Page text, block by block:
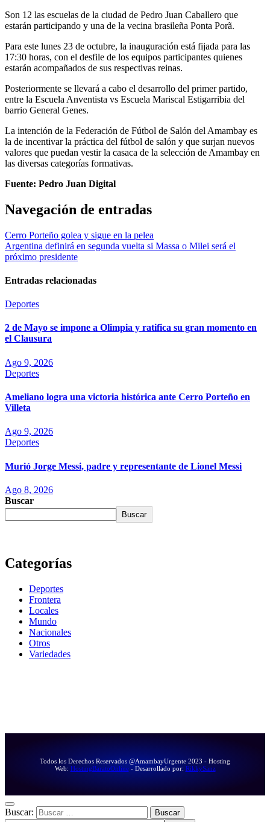
Son 12 las escuelas de la ciudad de Pedro Juan Caballero que
estarán participando y una de la vecina brasileña Ponta Porã.
Para este lunes 23 de octubre, la inauguración está fijada para las
17:30 horas, con el desfile de los equipos participantes quienes
estarán acompañados de sus respectivas reinas.
Posteriormente se llevará a cabo el desarrollo del primer partido,
entre la Escuela Anventista vs Escuela Mariscal Estigarribia del
barrio General Genes.
La intención de la Federación de Fútbol de Salón del Amambay es
la de incentivar la práctica del fútbol de salón y que surjan nuevos
valores que puedan vestir la casaca de la selección de Amambay en
las diversas categorías formativas.
Fuente: Pedro Juan Digital
Navegación de entradas
Cerro Porteño golea y sigue en la pelea
Argentina definirá en segunda vuelta si Massa o Milei será el
próximo presidente
Entradas relacionadas
Deportes
2 de Mayo se impone a Olimpia y ratifica su gran momento en
el Clausura
Ago 9, 2026
Deportes
Ameliano logra una victoria histórica ante Cerro Porteño en
Villeta
Ago 9, 2026
Deportes
Murió Jorge Messi, padre y representante de Lionel Messi
Ago 8, 2026
Buscar
Buscar
Categorías
Deportes
Frontera
Locales
Mundo
Nacionales
Otros
Variedades
Todos los Derechos Reservados @AmambayUrgente 2023 - Hosting
Web: HostingBaratoOnline- Desarrollado por: RikkySanz
Buscar: